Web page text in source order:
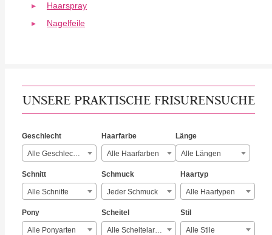
Haarspray
Nagelfeile
UNSERE PRAKTISCHE FRISURENSUCHE
Geschlecht
Alle Geschlechter
Haarfarbe
Alle Haarfarben
Länge
Alle Längen
Schnitt
Alle Schnitte
Schmuck
Jeder Schmuck
Haartyp
Alle Haartypen
Pony
Alle Ponyarten
Scheitel
Alle Scheitelarten
Stil
Alle Stile